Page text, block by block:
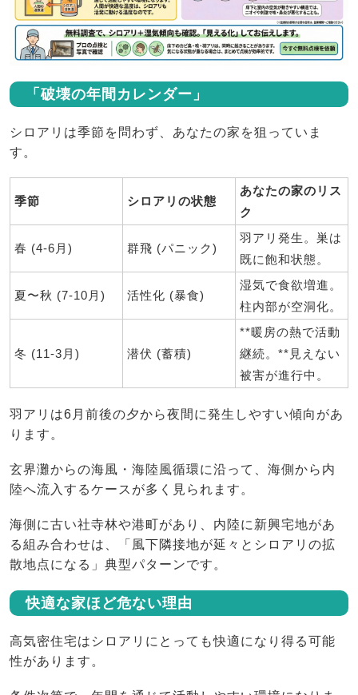
「破壊の年間カレンダー」
シロアリは季節を問わず、あなたの家を狙っていま
す。
季節 シロアリの状態
あなたの家のリス
ク
春 (4-6月) 群飛 (パニック)
羽アリ発生。巣は
既に飽和状態。
夏〜秋 (7-10月) 活性化 (暴食)
湿気で食欲増進。
柱内部が空洞化。
冬 (11-3月) 潜伏 (蓄積)
**暖房の熱で活動
継続。**見えない
被害が進行中。
羽アリは6月前後の夕から夜間に発生しやすい傾向があ
ります。
玄界灘からの海風・海陸風循環に沿って、海側から内
陸へ流入するケースが多く見られます。
海側に古い社寺林や港町があり、内陸に新興宅地があ
る組み合わせは、「風下隣接地が延々とシロアリの拡
散地点になる」典型パターンです。
快適な家ほど危ない理由
高気密住宅はシロアリにとっても快適になり得る可能
性があります。